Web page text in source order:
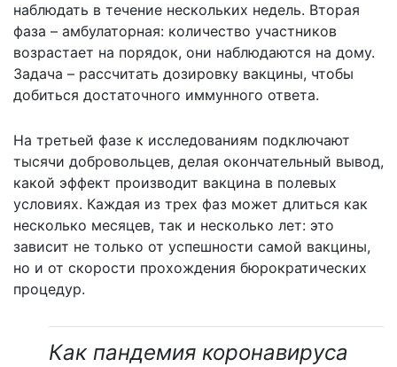
наблюдать в течение нескольких недель. Вторая
фаза – амбулаторная: количество участников
возрастает на порядок, они наблюдаются на дому.
Задача – рассчитать дозировку вакцины, чтобы
добиться достаточного иммунного ответа.
На третьей фазе к исследованиям подключают
тысячи добровольцев, делая окончательный вывод,
какой эффект производит вакцина в полевых
условиях. Каждая из трех фаз может длиться как
несколько месяцев, так и несколько лет: это
зависит не только от успешности самой вакцины,
но и от скорости прохождения бюрократических
процедур.
Как пандемия коронавируса